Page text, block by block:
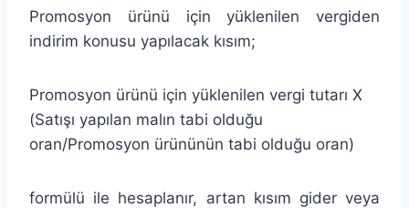
Promosyon ürünü için yüklenilen vergiden
indirim konusu yapılacak kısım;
Promosyon ürünü için yüklenilen vergi tutarı X
(Satışı yapılan malın tabi olduğu
oran/Promosyon ürününün tabi olduğu oran)
formülü ile hesaplanır, artan kısım gider veya